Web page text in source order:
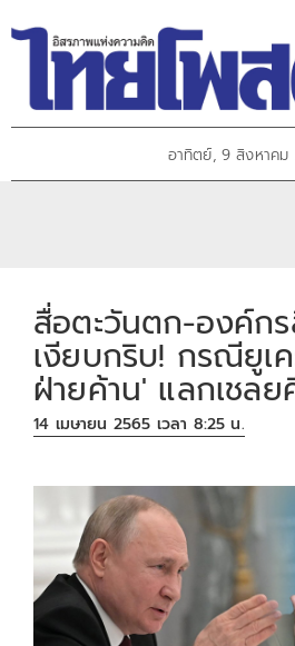
อาทิตย์, 9 สิงหาคม
สื่อตะวันตก-องค์ก
เงียบกริบ! กรณียูเ
ฝ่ายค้าน' แลกเชลย
14 เมษายน 2565 เวลา 8:25 น.